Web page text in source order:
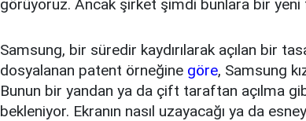
görüyoruz. Ancak şirket şimdi bunlara bir
Samsung, bir süredir kaydırılarak açılan bir
dosyalanan patent örneğine göre, Samsung
Bunun bir yandan ya da çift taraftan açılma
bekleniyor. Ekranın nasıl uzayacağı ya da